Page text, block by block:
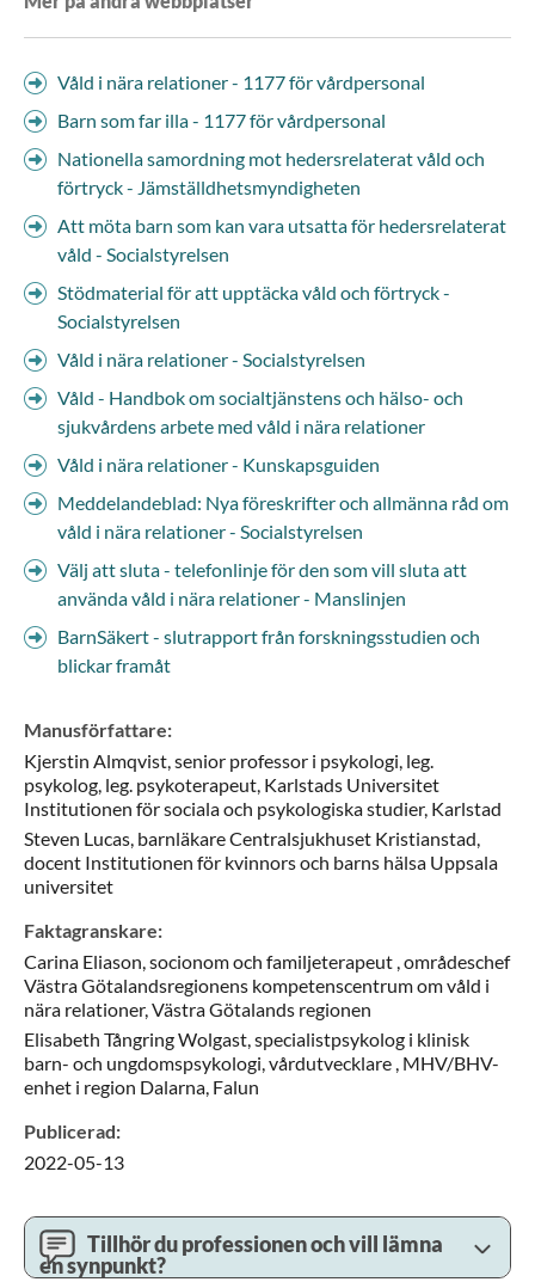
Våld i nära relationer - 1177 för vårdpersonal
Barn som far illa - 1177 för vårdpersonal
Nationella samordning mot hedersrelaterat våld och
förtryck - Jämställdhetsmyndigheten
Att möta barn som kan vara utsatta för hedersrelaterat
våld - Socialstyrelsen
Stödmaterial för att upptäcka våld och förtryck -
Socialstyrelsen
Våld i nära relationer - Socialstyrelsen
Våld - Handbok om socialtjänstens och hälso- och
sjukvårdens arbete med våld i nära relationer
Våld i nära relationer - Kunskapsguiden
Meddelandeblad: Nya föreskrifter och allmänna råd om
våld i nära relationer - Socialstyrelsen
Välj att sluta - telefonlinje för den som vill sluta att
använda våld i nära relationer - Manslinjen
BarnSäkert - slutrapport från forskningsstudien och
blickar framåt
Manusförfattare:
Kjerstin Almqvist,senior professor i psykologi, leg.
psykolog, leg. psykoterapeut, Karlstads Universitet
Institutionen för sociala och psykologiska studier, Karlstad
Steven Lucas, barnläkare Centralsjukhuset Kristianstad,
docent Institutionen för kvinnors och barns hälsa Uppsala
universitet
Faktagranskare:
Carina Eliason,socionom och familjeterapeut ,områdeschef
Västra Götalandsregionens kompetenscentrum om våld i
nära relationer,Västra Götalands regionen
Elisabeth Tångring Wolgast,specialistpsykolog i klinisk
barn- och ungdomspsykologi, vårdutvecklare , MHV/BHV-
enhet i region Dalarna, Falun
Publicerad:
2022-05-13
Tillhör du professionen och vill lämna
en synpunkt?